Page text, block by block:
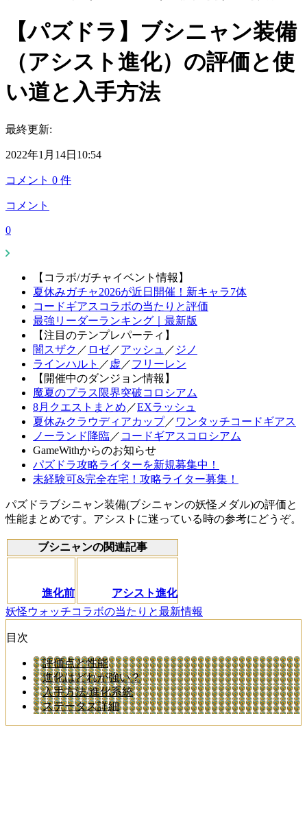
【パズドラ】ブシニャン装備
（アシスト進化）の評価と使
い道と入手方法
最終更新:
2022年1月14日10:54
コメント 0 件
コメント
0
【コラボ/ガチャイベント情報】
夏休みガチャ2026が近日開催！新キャラ7体
コードギアスコラボの当たりと評価
最強リーダーランキング｜最新版
【注目のテンプレパーティ】
闇スザク ／ ロゼ／アッシュ ／ ジノ
ラインハルト ／ 虚 ／フリーレン
【開催中のダンジョン情報】
魔夏のプラス限界突破コロシアム
8月クエストまとめ ／EXラッシュ
夏休みクラウディアカップ／ ワンタッチコードギアス
ノーランド降臨／ コードギアスコロシアム
GameWithからのお知らせ
パズドラ攻略ライターを新規募集中！
未経験可&完全在宅！攻略ライター募集！
パズドラブシニャン装備(ブシニャンの妖怪メダル)の評価と
性能まとめです。アシストに迷っている時の参考にどうぞ。
ブシニャンの関連記事
進化前
アシスト進化
妖怪ウォッチコラボの当たりと最新情報
目次
評価点と性能
進化はどれが強い？
入手方法/進化系統
ステータス詳細